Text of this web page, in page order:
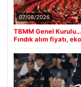
07/08/2026
TBMM Genel
Fındık alım fiyatı,